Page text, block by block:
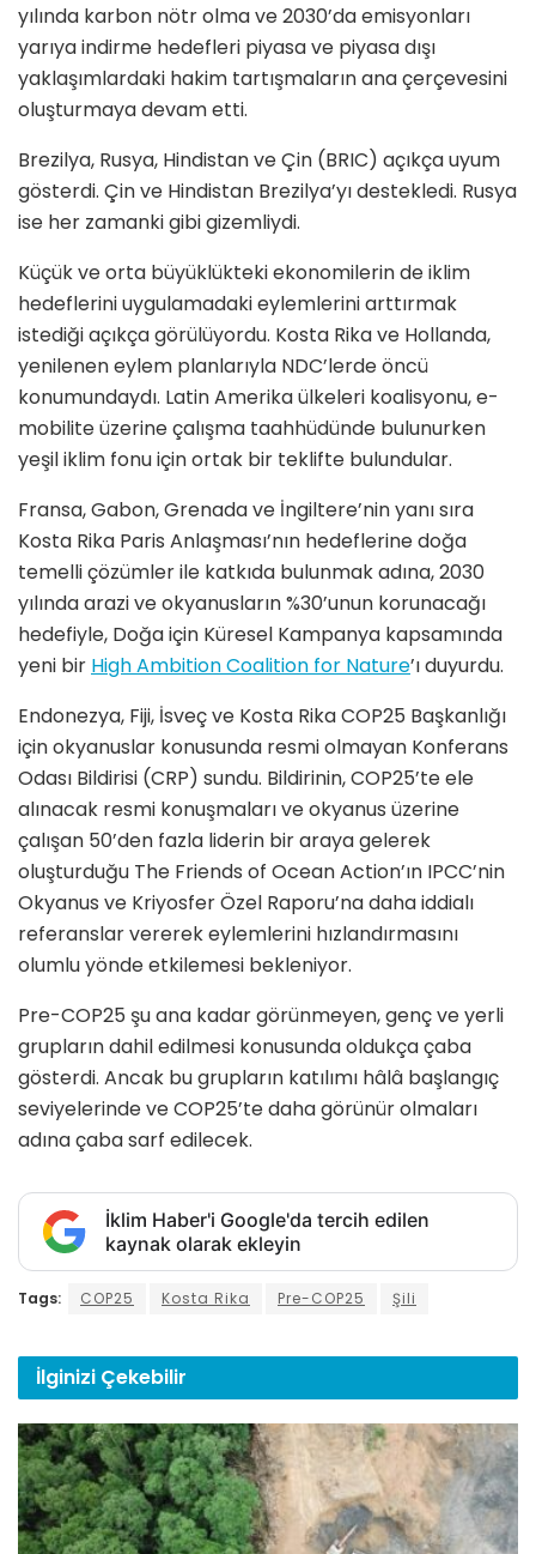
yılında karbon nötr olma ve 2030’da emisyonları
yarıya indirme hedefleri piyasa ve piyasa dışı
yaklaşımlardaki hakim tartışmaların ana çerçevesini
oluşturmaya devam etti.
Brezilya, Rusya, Hindistan ve Çin (BRIC) açıkça uyum
gösterdi. Çin ve Hindistan Brezilya’yı destekledi. Rusya
ise her zamanki gibi gizemliydi.
Küçük ve orta büyüklükteki ekonomilerin de iklim
hedeflerini uygulamadaki eylemlerini arttırmak
istediği açıkça görülüyordu. Kosta Rika ve Hollanda,
yenilenen eylem planlarıyla NDC’lerde öncü
konumundaydı. Latin Amerika ülkeleri koalisyonu, e-
mobilite üzerine çalışma taahhüdünde bulunurken
yeşil iklim fonu için ortak bir teklifte bulundular.
Fransa, Gabon, Grenada ve İngiltere’nin yanı sıra
Kosta Rika Paris Anlaşması’nın hedeflerine doğa
temelli çözümler ile katkıda bulunmak adına, 2030
yılında arazi ve okyanusların %30’unun korunacağı
hedefiyle, Doğa için Küresel Kampanya kapsamında
yeni bir High Ambition Coalition for Nature’ı duyurdu.
Endonezya, Fiji, İsveç ve Kosta Rika COP25 Başkanlığı
için okyanuslar konusunda resmi olmayan Konferans
Odası Bildirisi (CRP) sundu. Bildirinin, COP25’te ele
alınacak resmi konuşmaları ve okyanus üzerine
çalışan 50’den fazla liderin bir araya gelerek
oluşturduğu The Friends of Ocean Action’ın IPCC’nin
Okyanus ve Kriyosfer Özel Raporu’na daha iddialı
referanslar vererek eylemlerini hızlandırmasını
olumlu yönde etkilemesi bekleniyor.
Pre-COP25 şu ana kadar görünmeyen, genç ve yerli
grupların dahil edilmesi konusunda oldukça çaba
gösterdi. Ancak bu grupların katılımı hâlâ başlangıç
seviyelerinde ve COP25’te daha görünür olmaları
adına çaba sarf edilecek.
İklim Haber'i Google'da tercih edilen
kaynak olarak ekleyin
Tags: COP25 Kosta Rika Pre-COP25 Şili
İlginizi Çekebilir